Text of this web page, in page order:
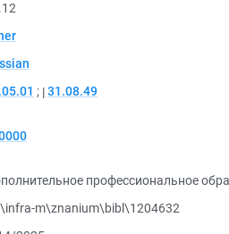
; 31.08.49
профессиональное
m\znanium\bibl\1204632